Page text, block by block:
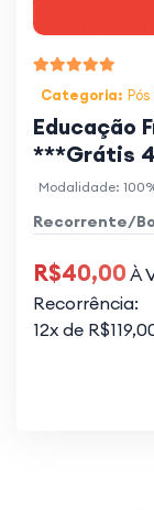
Categoria:
Educação
***Grátis
Modalidade:
Recorrente/
R$40,00 À
Recorrência:
12x de